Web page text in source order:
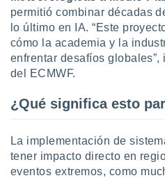
permitió combinar décadas
lo último en IA. “Este
cómo la academia y la
enfrentar desafíos globales”,
del ECMWF.
¿Qué significa esto
La implementación de
tener impacto directo en
eventos extremos, como